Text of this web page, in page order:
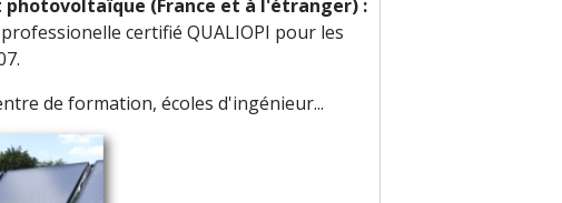
(France et à l'étranger) :
certifié QUALIOPI pour les
de formation, écoles d'ingénieur...